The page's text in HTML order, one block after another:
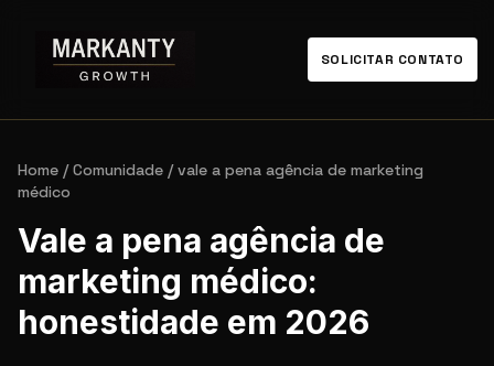
SOLICITAR CONTATO
Home /Comunidade /vale a pena agência de marketing
médico
Vale a pena agência de
marketing médico:
honestidade em 2026